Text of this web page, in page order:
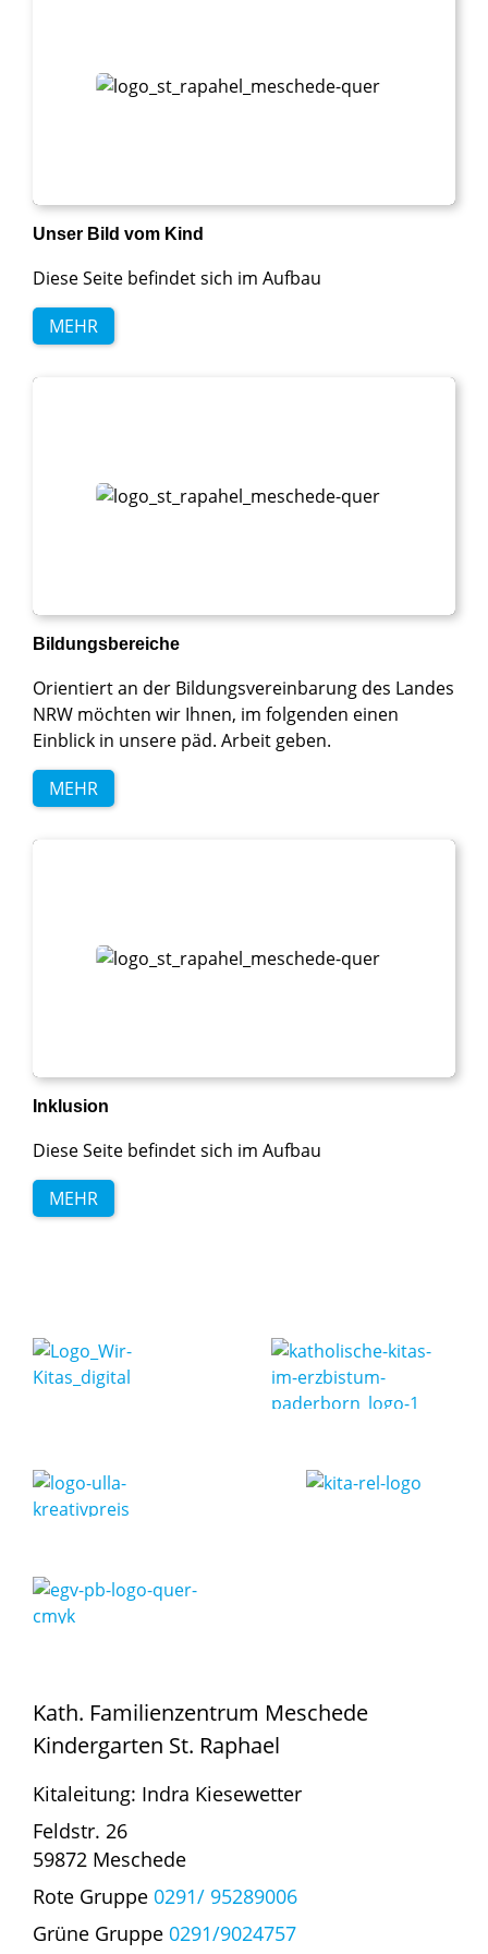
Unser Bild vom Kind
Diese Seite befindet sich im Aufbau
MEHR
Bildungsbereiche
Orientiert an der Bildungsvereinbarung des Landes
NRW möchten wir Ihnen, im folgenden einen
Einblick in unsere päd. Arbeit geben.
MEHR
Inklusion
Diese Seite befindet sich im Aufbau
MEHR
Kath. Familienzentrum Meschede
Kindergarten St. Raphael
Kitaleitung: Indra Kiesewetter
Feldstr. 26
59872 Meschede
Rote Gruppe 0291/ 95289006
Grüne Gruppe 0291/9024757